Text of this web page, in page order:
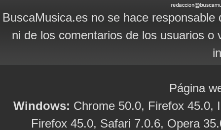
BuscaMusica.es no se hace
ni de los comentarios de los usuarios
Página
Windows: Chrome 50.0, Firefox 45.0,
Firefox 45.0, Safari 7.0.6, Opera